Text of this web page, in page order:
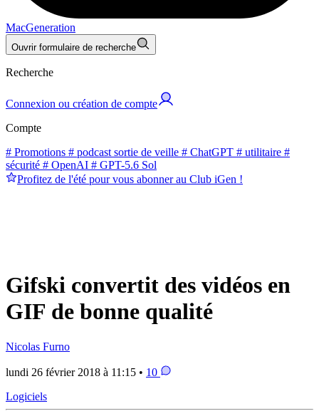
MacGeneration
Ouvrir formulaire de recherche
Recherche
Connexion ou création de compte
Compte
# Promotions # podcast sortie de veille # ChatGPT # utilitaire #
sécurité # OpenAI # GPT-5.6 Sol
Profitez de l'été pour vous abonner au Club iGen !
Gifski convertit des vidéos en
GIF de bonne qualité
Nicolas Furno
lundi 26 février 2018 à 11:15 • 10
Logiciels